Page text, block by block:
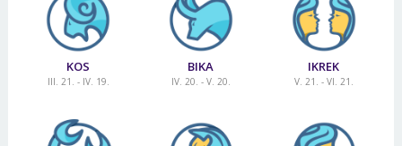
KOS
III. 21. - IV. 19.
BIKA
IV. 20. - V. 20.
IKREK
V. 21. - VI. 21.